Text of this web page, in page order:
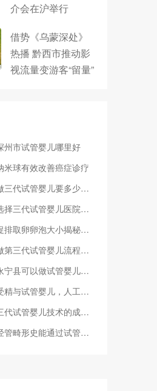
介会在沪举行
借势《乌蒙深处》
热播 黔西市推动影
视流量变游客“留量”
州市试管婴儿哪里好
米球有效改善癌症诊疗
婴儿要多少钱，附收费明细参
管婴儿医院？选择哪家医院的
泡大小揭秘！附女性试管取卵
代试管婴儿流程和费用
县可以做试管婴儿吗？
婴儿，人工受精与试管婴儿哪
管婴儿技术的成功率高吗？
能通过试管婴儿怀孕并且顺利